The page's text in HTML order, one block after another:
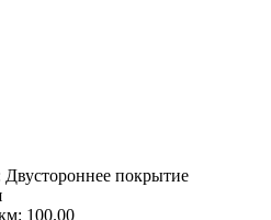
Двустороннее покрытие
: 100.00